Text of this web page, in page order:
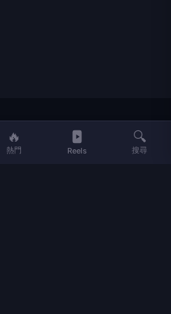
平台，提供即時新聞、生活、健康、
🔥
熱門 Reels
🔍
搜尋